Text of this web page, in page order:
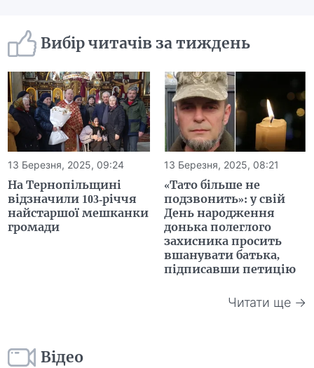
Вибір читачів за тиждень
13 Березня, 2025, 09:24
На Тернопільщині
відзначили 103-річчя
найстаршої мешканки
громади
13 Березня, 2025, 08:21
«Тато більше не
подзвонить»: у свій
День народження
донька полеглого
захисника просить
вшанувати батька,
підписавши петицію
Читати ще →
Відео